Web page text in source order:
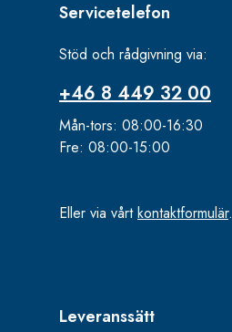
Servicetelefon
Stöd och rådgivning via:
+46 8 449 32 00
Mån-tors: 08:00-16:30
Fre: 08:00-15:00
Eller via vårtkontaktformulär.
Leveranssätt